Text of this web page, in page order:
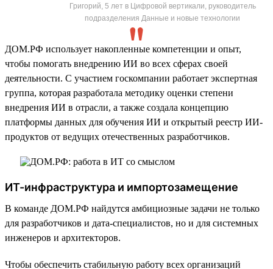
Григорий, 5 лет в Цифровой вертикали, руководитель
подразделения Данные и новые технологии
ДОМ.РФ использует накопленные компетенции и опыт,
чтобы помогать внедрению ИИ во всех сферах своей
деятельности. С участием госкомпании работает экспертная
группа, которая разработала методику оценки степени
внедрения ИИ в отрасли, а также создала концепцию
платформы данных для обучения ИИ и открытый реестр ИИ-
продуктов от ведущих отечественных разработчиков.
ИТ-инфраструктура и импортозамещение
В команде ДОМ.РФ найдутся амбициозные задачи не только
для разработчиков и дата-специалистов, но и для системных
инженеров и архитекторов.
Чтобы обеспечить стабильную работу всех организаций